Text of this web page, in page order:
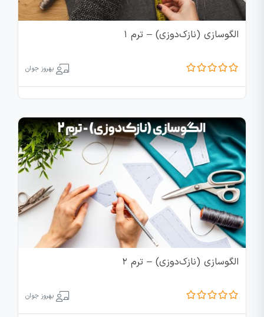
الگوسازی (نازک‌دوزی) – ترم 1
بهروز جوان
الگوسازی (نازک‌دوزی) – ترم 2
بهروز جوان